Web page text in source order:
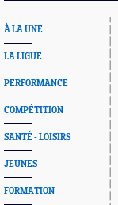
À LA UNE
LA LIGUE
PERFORMANCE
COMPÉTITION
SANTÉ - LOISIRS
JEUNES
FORMATION